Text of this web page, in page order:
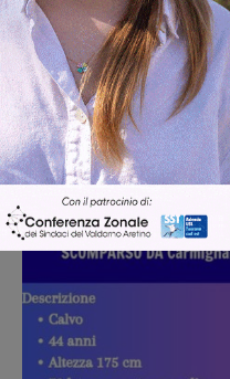
Articolo precedente
“Una scelta in Comune”: il consenso
per la donazione di organi e tessuti
nella carta d’identità
Ultime Notizie